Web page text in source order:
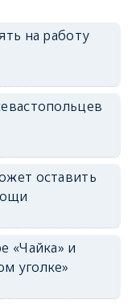
на работу
оставить
«Чайка» и
уголке»